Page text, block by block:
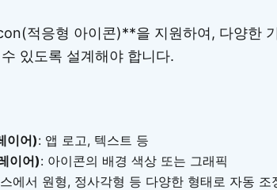
적응형 아이콘)**을 지원하여, 다양한
있도록 설계해야 합니다.
이어): 앱 로고, 텍스트 등
이어): 아이콘의 배경 색상 또는 그래픽
에서 원형, 정사각형 등 다양한 형태로 자동 조